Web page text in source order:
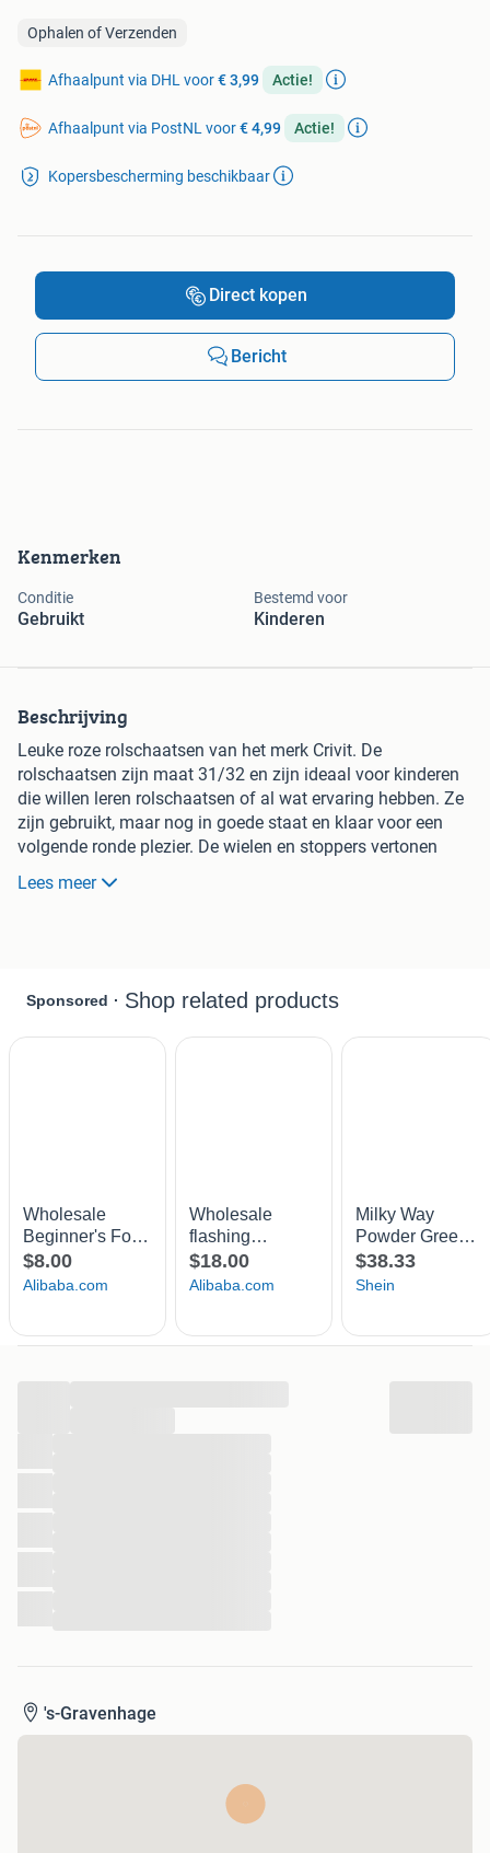
Kenmerken
Conditie
Gebruikt
Bestemd voor
Kinderen
Beschrijving
Leuke roze rolschaatsen van het merk Crivit. De
rolschaatsen zijn maat 31/32 en zijn ideaal voor kinderen
die willen leren rolschaatsen of al wat ervaring hebben. Ze
zijn gebruikt, maar nog in goede staat en klaar voor een
volgende ronde plezier. De wielen en stoppers vertonen
normale gebruikssporen.
Lees meer
's-Gravenhage
Ophalen of Verzenden
Afhaalpunt via DHL voor€ 3,99 Actie!
Afhaalpunt via PostNL voor€ 4,99 Actie!
Kopersbescherming beschikbaar
Direct kopen
Bericht